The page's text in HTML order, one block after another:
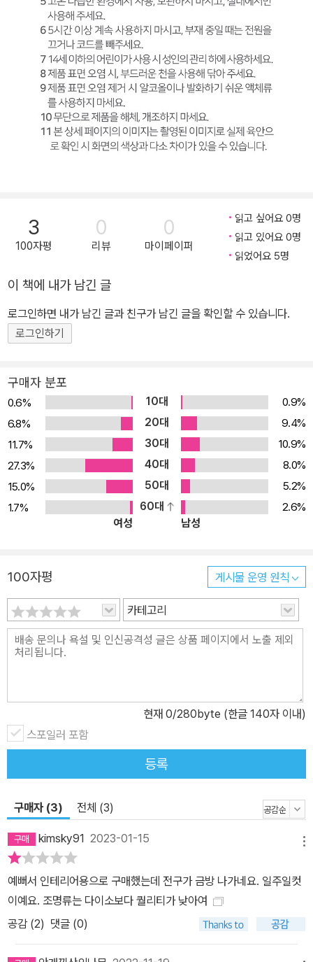
3
100자평
0
리뷰
0
마이페이퍼
읽고 싶어요 0명
읽고 있어요 0명
읽었어요 5명
이 책에 내가 남긴 글
로그인하면 내가 남긴 글과 친구가 남긴 글을 확인할 수 있습니다.
로그인하기
구매자 분포
0.6% 10대
0.9%
6.8%
20대
9.4%
11.7%
30대
10.9%
27.3%
40대
8.0%
15.0%
50대
5.2%
1.7%
60대
2.6%
여성
남성
100자평 게시물 운영 원칙
카테고리
현재 0/280byte (한글 140자 이내)
스포일러 포함
등록
구매자 (3) 전체 (3)
kimsky91 2023-01-15
예뻐서 인테리어용으로 구매했는데 전구가 금방 나가네요. 일주일컷
이예요. 조명류는 다이소보다 퀄리티가 낮아여
공감 (2) 댓글 (0)